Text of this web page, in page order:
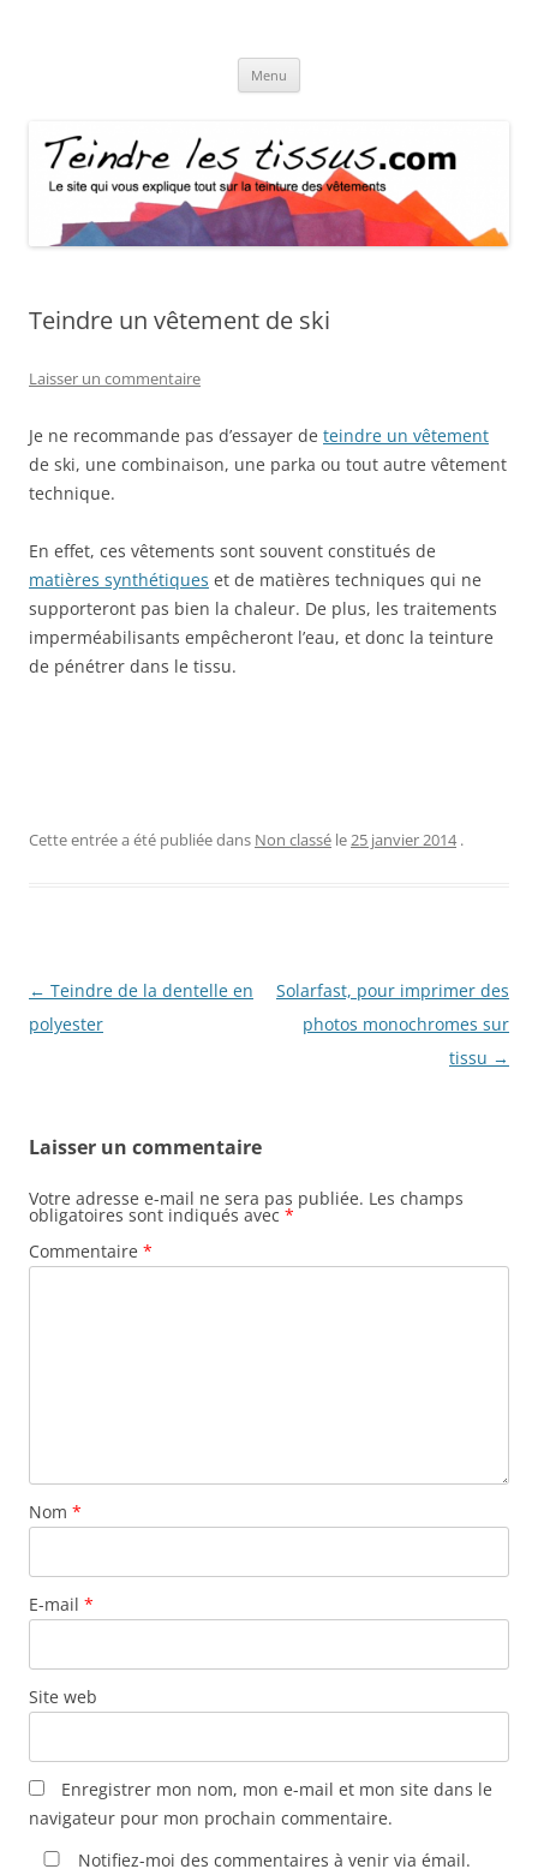
Menu
Teindre un vêtement de ski
Laisser un commentaire
Je ne recommande pas d’essayer de teindre un vêtement
de ski, une combinaison, une parka ou tout autre vêtement
technique.
En effet, ces vêtements sont souvent constitués de
matières synthétiques et de matières techniques qui ne
supporteront pas bien la chaleur. De plus, les traitements
imperméabilisants empêcheront l’eau, et donc la teinture
de pénétrer dans le tissu.
Cette entrée a été publiée dans Non classé le25 janvier 2014 .
Navigation
des
← Teindre de la dentelle en
polyester
Solarfast, pour imprimer des
photos monochromes sur
tissu →
Laisser un commentaire
Votre adresse e-mail ne sera pas publiée. Les champs
obligatoires sont indiqués avec *
Commentaire *
Nom *
E-mail *
Site web
Enregistrer mon nom, mon e-mail et mon site dans le
navigateur pour mon prochain commentaire.
Notifiez-moi des commentaires à venir via émail.